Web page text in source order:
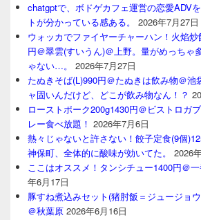
chatgptで、ボドゲカフェ運営の恋愛ADV
トが分かっている感ある。
2026年7月27日
ウォッカでファイヤーチャーハン！火焰
円＠翠雲(すいうん)＠上野。量がめっちゃ
ゃない…。
2026年7月27日
たぬきそば(L)990円＠たぬきは飲み物＠池
ャ固いんだけど、どこが飲み物なん！？
ローストポーク200g1430円＠ビストロガ
レー食べ放題！ 2026年7月6日
熱々じゃないと許さない！餃子定食(9個
神保町、全体的に酸味が効いてた。
2026
ここはオススメ！タンシチュー1400円＠
年6月17日
豚すね煮込みセット(猪肘飯＝ジュージョ
＠秋葉原 2026年6月16日